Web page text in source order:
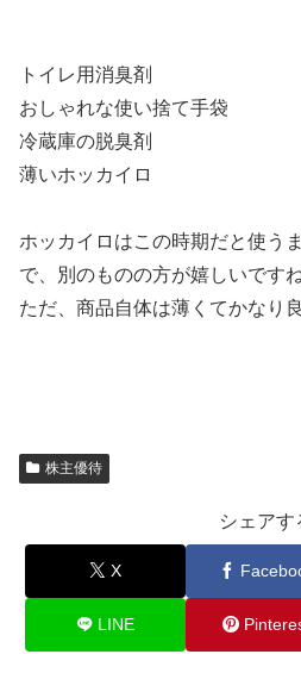
トイレ用消臭剤
おしゃれな使い捨て手袋
冷蔵庫の脱臭剤
薄いホッカイロ
ホッカイロはこの時期だと使う
で、別のものの方が嬉しいです
ただ、商品自体は薄くてかなり
株主優待
シェアす
X
LINE